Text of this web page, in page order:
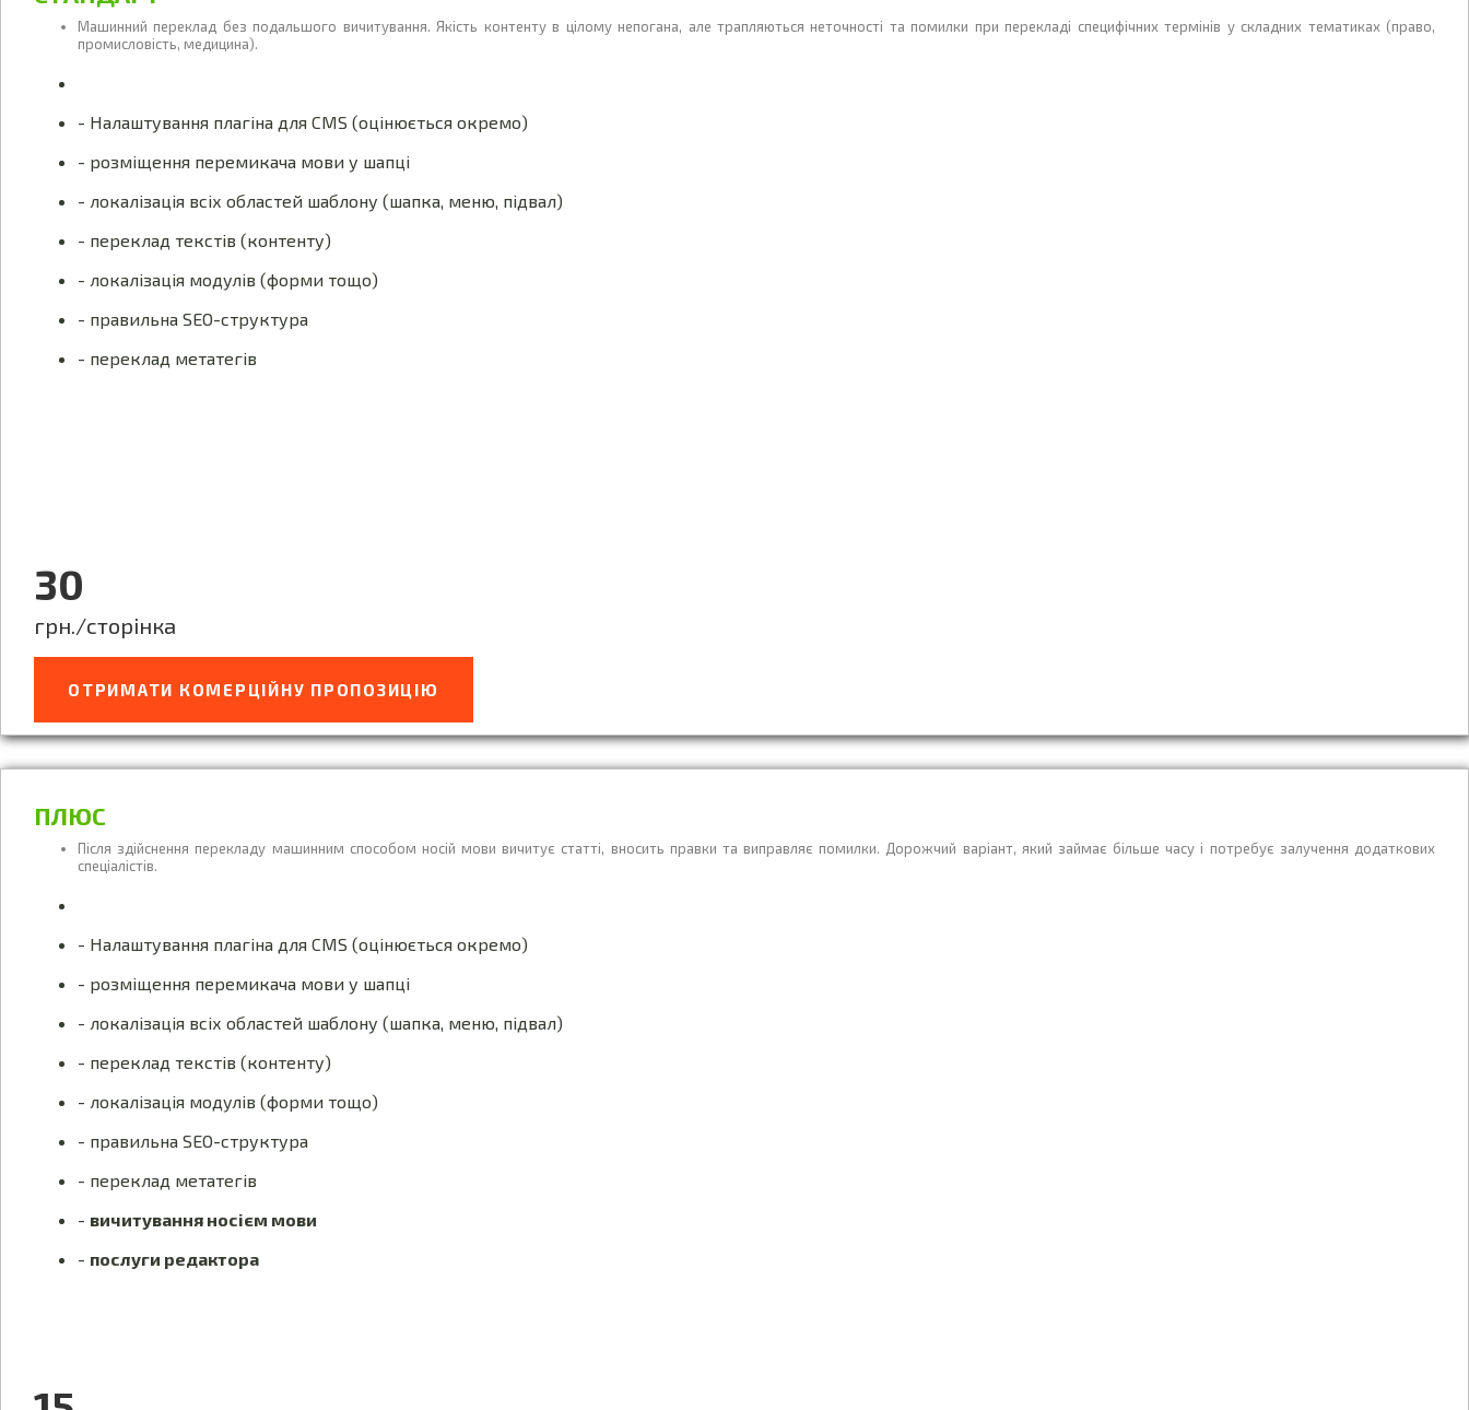
Машинний переклад без подальшого вичитування. Якість контенту в цілому непогана, але трапляються неточності та помилки при перекладі специфічних термінів у складних тематиках (право,
промисловість, медицина).
- Налаштування плагіна для CMS (оцінюється окремо)
- розміщення перемикача мови у шапці
- локалізація всіх областей шаблону (шапка, меню, підвал)
- переклад текстів (контенту)
- локалізація модулів (форми тощо)
- правильна SEO-структура
- переклад метатегів
30
грн./сторінка
ОТРИМАТИ КОМЕРЦІЙНУ ПРОПОЗИЦІЮ
ПЛЮС
Після здійснення перекладу машинним способом носій мови вичитує статті, вносить правки та виправляє помилки. Дорожчий варіант, який займає більше часу і потребує залучення додаткових
спеціалістів.
- Налаштування плагіна для CMS (оцінюється окремо)
- розміщення перемикача мови у шапці
- локалізація всіх областей шаблону (шапка, меню, підвал)
- переклад текстів (контенту)
- локалізація модулів (форми тощо)
- правильна SEO-структура
- переклад метатегів
- вичитування носієм мови
- послуги редактора